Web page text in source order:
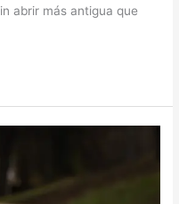
abrir más antigua que